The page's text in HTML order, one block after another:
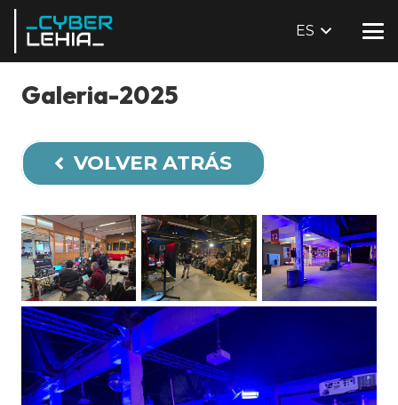
ES
Galeria-2025
VOLVER ATRÁS